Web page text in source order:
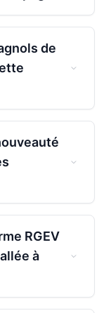
de
RGEV
à